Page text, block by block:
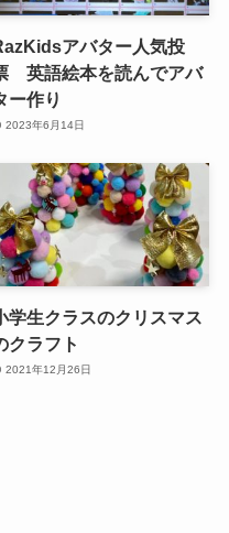
アバター人気投
英語絵本を読んでアバ
ー作り
2023年6月14日
学生クラスのクリスマス
クラフト
2021年12月26日